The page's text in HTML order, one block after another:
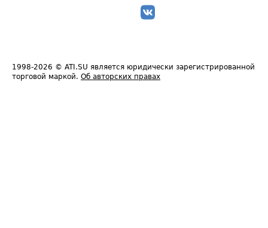
1998-2026 © ATI.SU является юридически зарегистрированной
торговой маркой. Об авторских правах